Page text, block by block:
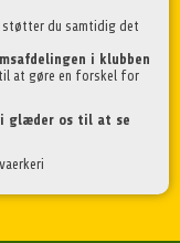
støtter du samtidig det
i klubben
at gøre en forskel for
glæder os til at se